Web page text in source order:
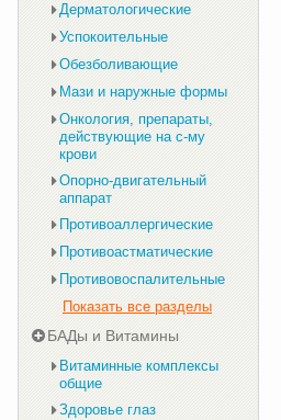
Дерматологические
Успокоительные
Обезболивающие
Мази и наружные формы
Онкология, препараты,
действующие на с-му
крови
Опорно-двигательный
аппарат
Противоаллергические
Противоастматические
Противовоспалительные
Показать все разделы
БАДы и Витамины
Витаминные комплексы
общие
Здоровье глаз